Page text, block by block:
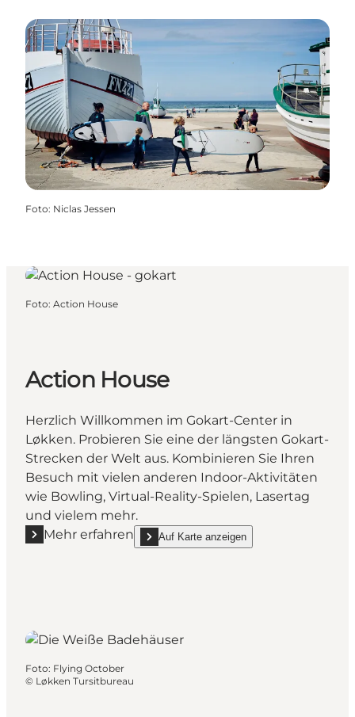
Foto: Niclas Jessen
Foto: Action House
Action House
Herzlich Willkommen im Gokart-Center in
Løkken. Probieren Sie eine der längsten Gokart-
Strecken der Welt aus. Kombinieren Sie Ihren
Besuch mit vielen anderen Indoor-Aktivitäten
wie Bowling, Virtual-Reality-Spielen, Lasertag
und vielem mehr.
Mehr erfahren
Mehr erfahren "Action House"
Auf Karte anzeigen
show Action House on_map
Foto: Flying October
© Løkken Tursitbureau